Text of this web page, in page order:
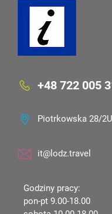
+48 722 005
Piotrkowska 28/
it@lodz.travel
Godziny pracy:
pon-pt 9.00-18.00